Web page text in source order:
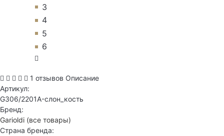
3
4
5
6
1 отзывов Описание
Артикул:
G306/2201A-слон_кость
Бренд:
Garioldi (все товары)
Страна бренда: